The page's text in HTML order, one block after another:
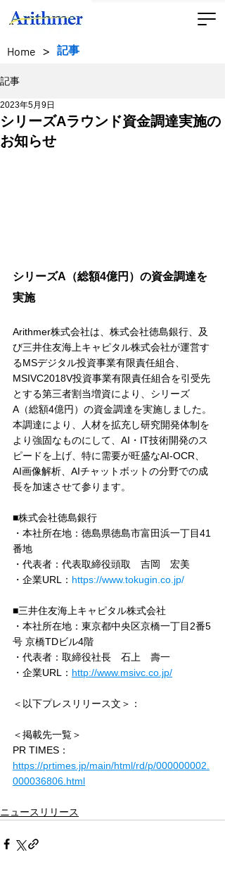
Home > 記事
記事
シリーズAラウンド資金調達実施の
お知らせ
2023年5月9日
シリーズA（総額4億円）の資金調達を
実施
Arithmer株式会社は、株式会社徳島銀行、及
び三井住友海上キャピタル株式会社が運営す
るMSデジタル投資事業有限責任組合、
MSIVC2018V投資事業有限責任組合を引受先
とする第三者割当増資により、シリーズ
A（総額4億円）の資金調達を実施しました。
本調達により、人材を拡充し研究開発体制を
より強固なものにして、AI・IT技術開発のス
ピードを上げ、特に需要が旺盛なAI-OCR、
AI画像解析、AIチャットボットの分野での成
長を加速させて参ります。
■株式会社徳島銀行
・本社所在地：徳島県徳島市富田浜一丁目41
番地
・代表者：代表取締役頭取　吉岡　宏美
・企業URL： https://www.tokugin.co.jp/
■三井住友海上キャピタル株式会社
・本社所在地：東京都中央区京橋一丁目2番5
号 京橋TDビル4階
・代表者：取締役社長　石上　壽一
・企業URL： http://www.msivc.co.jp/
＜以下プレスリリース文＞：
＜掲載先一覧＞
PR TIMES：
https://prtimes.jp/main/html/rd/p/000000002.
000036806.html
ニュースリリース